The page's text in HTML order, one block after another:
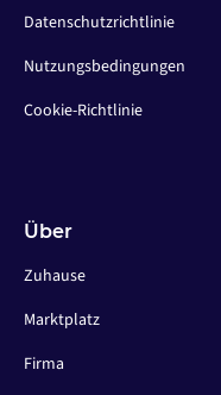
Datenschutzrichtlinie
Nutzungsbedingungen
Cookie-Richtlinie
Über
Zuhause
Marktplatz
Firma